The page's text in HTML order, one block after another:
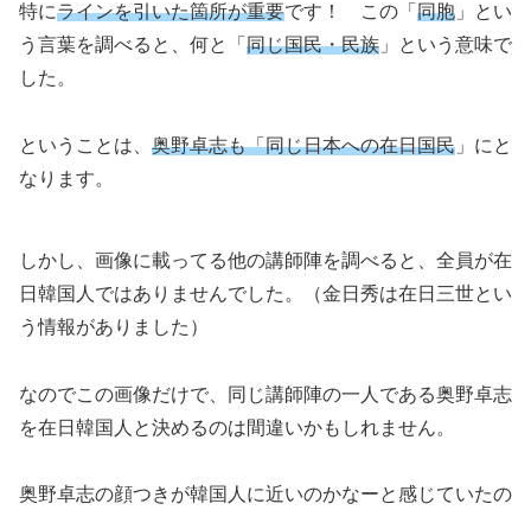
特にラインを引いた箇所が重要です！ この「 同胞 」とい
う言葉を調べると、何と「 同じ国民・民族 」という意味で
した。
ということは、 奥野卓志も「同じ日本への在日国民 」にと
なります。
しかし、画像に載ってる他の講師陣を調べると、全員が在
日韓国人ではありませんでした。（金日秀は在日三世とい
う情報がありました）
なのでこの画像だけで、同じ講師陣の一人である奥野卓志
を在日韓国人と決めるのは間違いかもしれません。
奥野卓志の顔つきが韓国人に近いのかなーと感じていたの